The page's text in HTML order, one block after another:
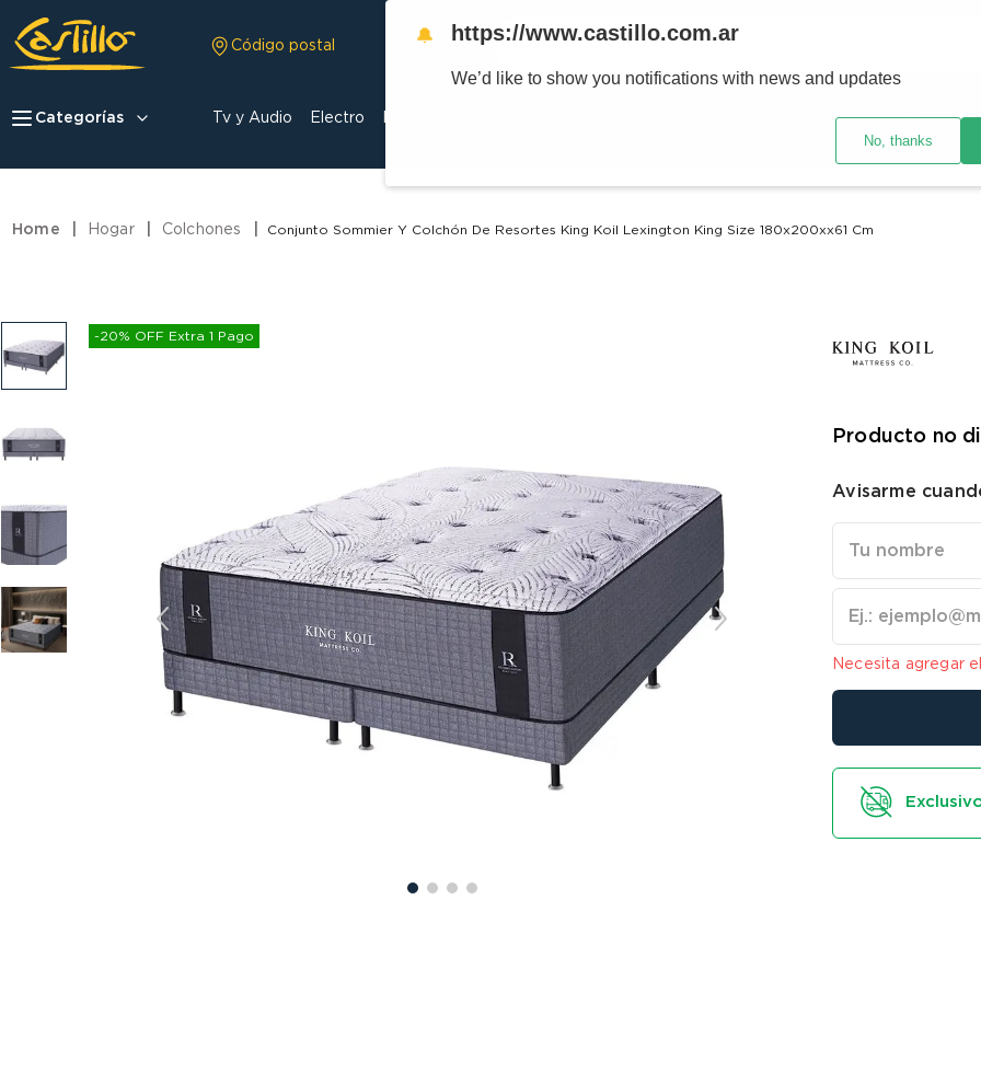
Código postal
Buscar
Categorías Tv y Audio Electro Ver promociones
Hogar Colchones Conjunto Sommier Y Colchón De Resortes King Koil Lexington King Size 180x200xx61 Cm
-20% OFF Extra 1 Pago
Producto no
Avisarme
Necesita agregar
10. smart tv
🔔 https://www.castillo.com.ar
We’d like to show you notifications with news and updates
No, thanks